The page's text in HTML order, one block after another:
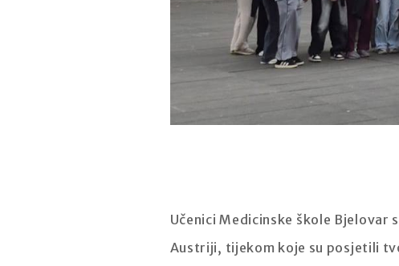
Učenici Medicinske škole Bjelovar
Austriji, tijekom koje su posjetili